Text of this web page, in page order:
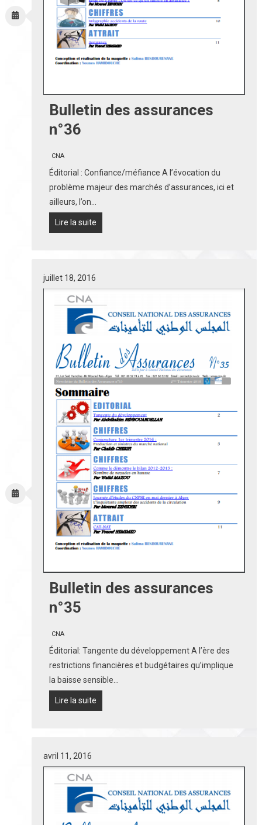
Bulletin des assurances
n°36
CNA
Éditorial : Confiance/méfiance A l’évocation du
problème majeur des marchés d’assurances, ici et
ailleurs, l’on…
Lire la suite
juillet 18, 2016
Bulletin des assurances
n°35
CNA
Éditorial: Tangente du développement A l’ère des
restrictions financières et budgétaires qu’implique
la baisse sensible…
Lire la suite
avril 11, 2016